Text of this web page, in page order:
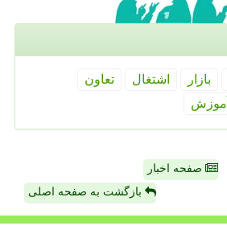
بازار اشتغال
تعاون
آموزش
صفحه اخبار
بازگشت به صفحه اصلی